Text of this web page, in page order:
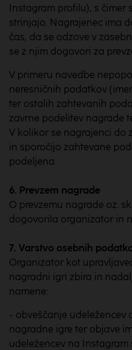
Instagram profilu), s čimer
strinjajo. Nagrajenec ima
čas, da se odzove v
se z njim dogovori za
V primeru navedbe
neresničnih podatkov
ter ostalih zahtevanih
zavrne podelitev nagrade
V kolikor se nagrajenci do
in sporočijo zahtevane
podeljena.
6. Prevzem nagrade
O prevzemu nagrade oz.
dogovorila organizator in
7. Varstvo osebnih
Organizator kot
nagradni igri zbira in
namene:
- obveščanje udeležencev
nagradne igre ter objave
udeležencev na Instagram